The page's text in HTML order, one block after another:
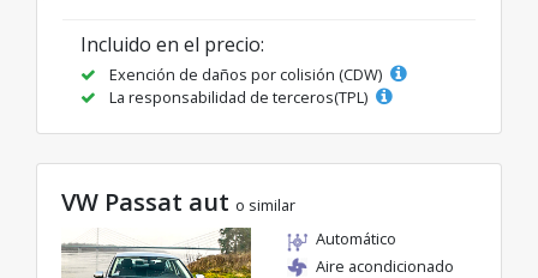
Incluido en el precio:
Exención de daños por colisión (CDW)
La responsabilidad de terceros(TPL)
VW Passat aut o similar
Automático
Aire acondicionado